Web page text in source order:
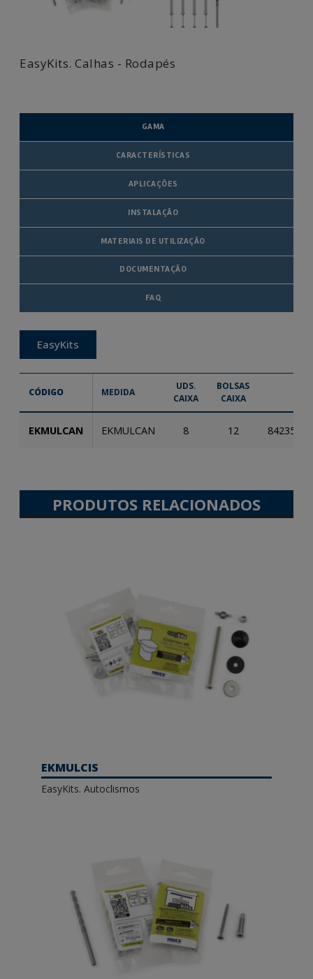
EasyKits. Calhas - Rodapés
GAMA
CARACTERÍSTICAS
APLICAÇÕES
INSTALAÇÃO
MATERIAIS DE UTILIZAÇÃO
DOCUMENTAÇÃO
FAQ
EasyKits
CÓDIGO MEDIDA
UDS.
CAIXA
BOLSAS
CAIXA
EKMULCAN EKMULCAN 8 12
PRODUTOS RELACIONADOS
EKMULCIS
EasyKits. Autoclismos